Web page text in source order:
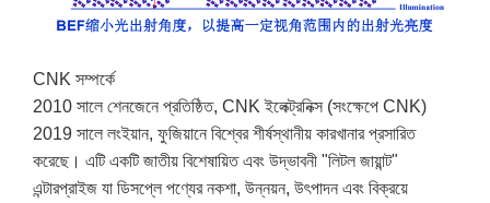
CNK সম্পর্কে
2010 সালে শেনজেনে প্রতিষ্ঠিত, CNK ইলেক্ট্রনিক্স (সংক্ষেপে CNK)
2019 সালে লংইয়ান, ফুজিয়ানে বিশ্বের শীর্ষস্থানীয় কারখানার প্রসারিত
করেছে। এটি একটি জাতীয় বিশেষায়িত এবং উদ্ভাবনী "লিটল জায়ান্ট"
এন্টারপ্রাইজ যা ডিসপ্লে পণ্যের নকশা, উন্নয়ন, উৎপাদন এবং বিক্রয়ে